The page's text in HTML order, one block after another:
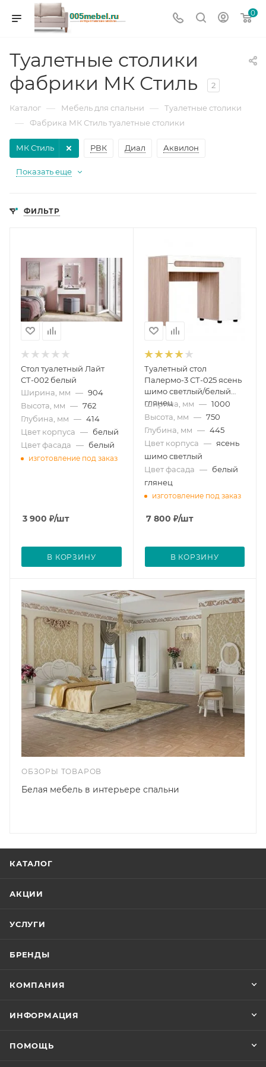
0
Туалетные столики
фабрики МК Стиль
2
Каталог — Мебель для спальни — Туалетные столики
— Фабрика МК Стиль туалетные столики
РВК Диал Аквилон
МК Стиль
Показать еще
ФИЛЬТР
Стол туалетный Лайт
СТ-002 белый
Ширина, мм — 904
Высота, мм — 762
Глубина, мм — 414
Цвет корпуса — белый
Цвет фасада — белый
изготовление под заказ
3 900 ₽/шт
В КОРЗИНУ
Туалетный стол
Палермо-3 СТ-025 ясень
шимо светлый/белый
глянец
Ширина, мм — 1000
Высота, мм — 750
Глубина, мм — 445
Цвет корпуса — ясень
шимо светлый
Цвет фасада — белый
глянец
изготовление под заказ
7 800 ₽/шт
В КОРЗИНУ
ОБЗОРЫ ТОВАРОВ
Белая мебель в интерьере спальни
КАТАЛОГ
АКЦИИ
УСЛУГИ
БРЕНДЫ
КОМПАНИЯ
ИНФОРМАЦИЯ
ПОМОЩЬ